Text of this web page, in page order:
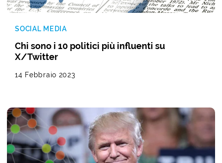
SOCIAL MEDIA
Chi sono i 10 politici più influenti su
X/Twitter
14 Febbraio 2023